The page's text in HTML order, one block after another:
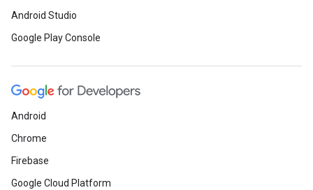
Android Studio
Google Play Console
Android
Chrome
Firebase
Google Cloud Platform